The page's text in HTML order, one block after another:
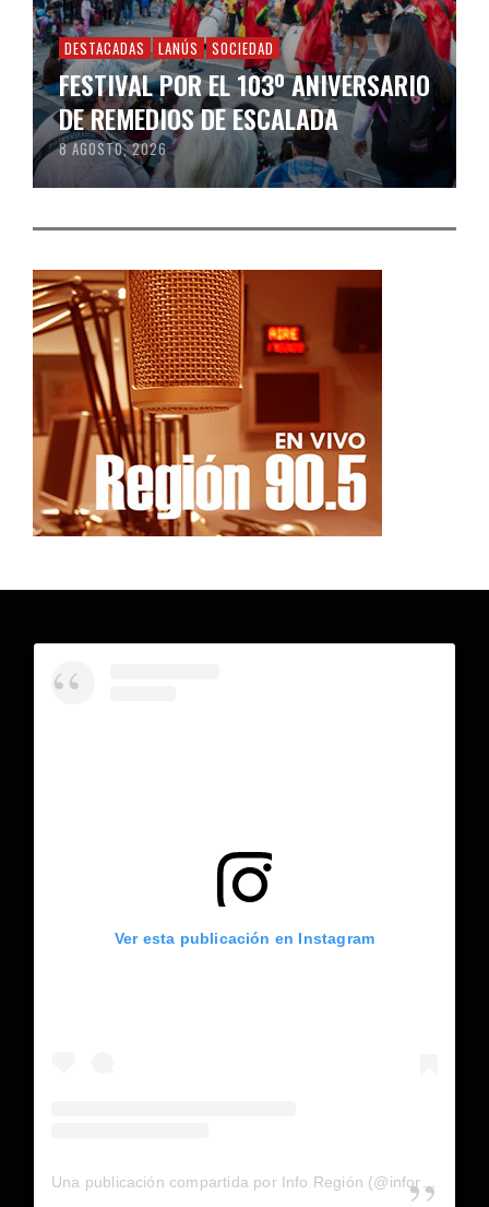
DESTACADAS LANÚS SOCIEDAD
FESTIVAL POR EL 103º ANIVERSARIO
DE REMEDIOS DE ESCALADA
8 AGOSTO, 2026
Ver esta publicación en Instagram